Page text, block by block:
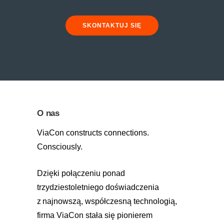
SKONTAKTUJ SIĘ
O nas
ViaCon constructs connections.
Consciously.
Dzięki połączeniu ponad
trzydziestoletniego doświadczenia
z najnowszą, współczesną technologią,
firma ViaCon stała się pionierem